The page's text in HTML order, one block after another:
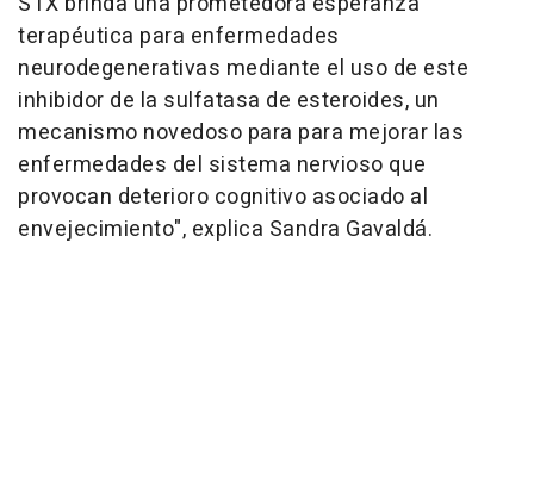
terapéutica para enfermedades
neurodegenerativas mediante el uso de este
inhibidor de la sulfatasa de esteroides, un
mecanismo novedoso para para mejorar las
enfermedades del sistema nervioso que
provocan deterioro cognitivo asociado al
envejecimiento", explica Sandra Gavaldá.